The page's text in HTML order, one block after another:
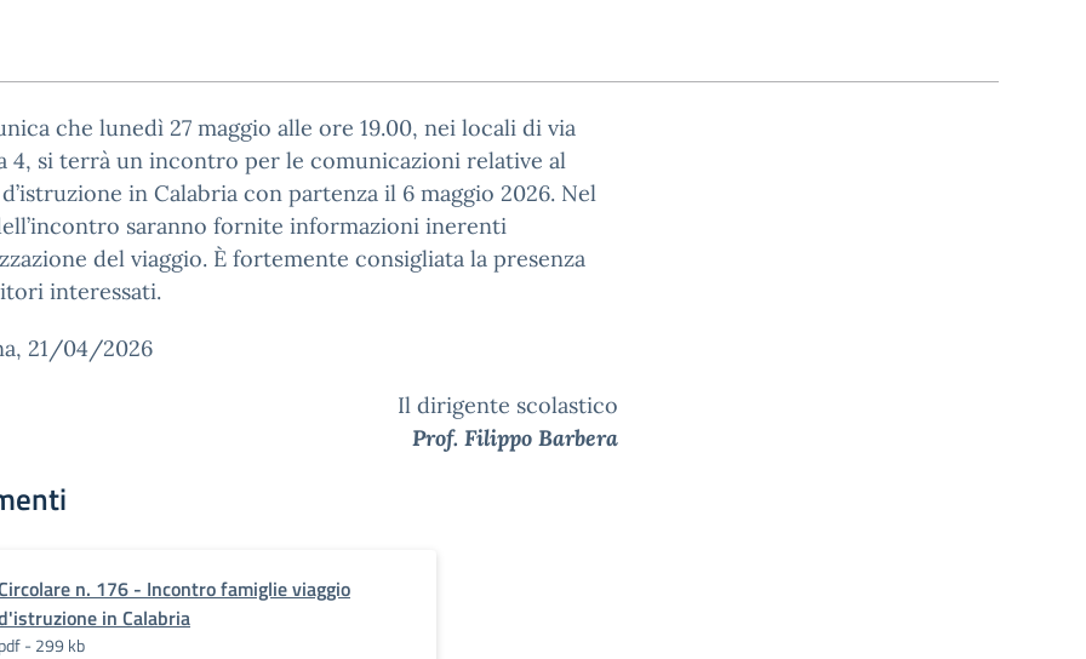
che lunedì 27 maggio alle ore 19.00, nei locali di via
4, si terrà un incontro per le comunicazioni relative al
in Calabria con partenza il 6 maggio 2026. Nel
saranno fornite informazioni inerenti
del viaggio. È fortemente consigliata la presenza
interessati.
21/04/2026
Il dirigente scolastico
Prof. Filippo Barbera
n. 176 - Incontro famiglie viaggio
in Calabria
pdf - 299 kb